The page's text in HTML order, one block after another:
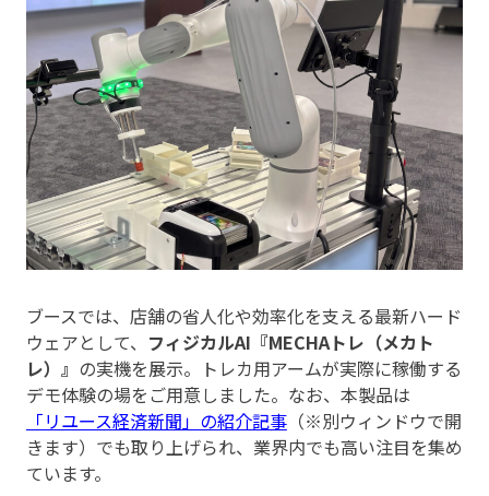
ブースでは、店舗の省人化や効率化を支える最新ハード
ウェアとして、 フィジカルAI『MECHAトレ（メカト
レ）』 の実機を展示。トレカ用アームが実際に稼働する
デモ体験の場をご用意しました。なお、本製品は
「リユース経済新聞」の紹介記事（※別ウィンドウで開
きます）でも取り上げられ、業界内でも高い注目を集め
ています。